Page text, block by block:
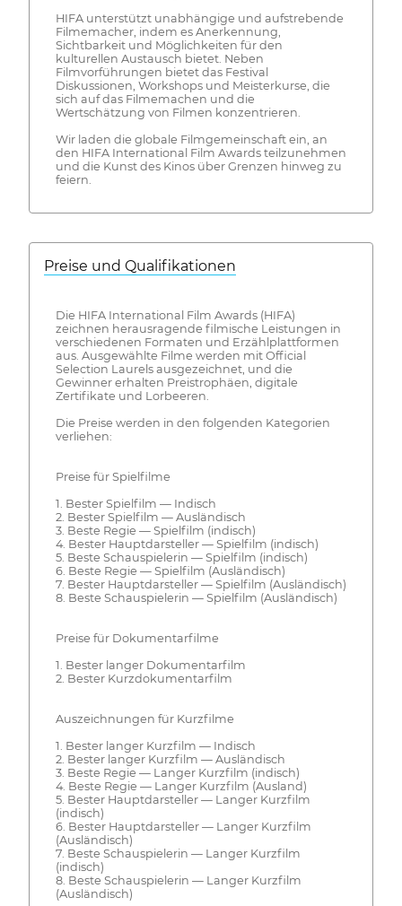
HIFA unterstützt unabhängige und aufstrebende
Filmemacher, indem es Anerkennung,
Sichtbarkeit und Möglichkeiten für den
kulturellen Austausch bietet. Neben
Filmvorführungen bietet das Festival
Diskussionen, Workshops und Meisterkurse, die
sich auf das Filmemachen und die
Wertschätzung von Filmen konzentrieren.
Wir laden die globale Filmgemeinschaft ein, an
den HIFA International Film Awards teilzunehmen
und die Kunst des Kinos über Grenzen hinweg zu
feiern.
Preise und Qualifikationen
Die HIFA International Film Awards (HIFA)
zeichnen herausragende filmische Leistungen in
verschiedenen Formaten und Erzählplattformen
aus. Ausgewählte Filme werden mit Official
Selection Laurels ausgezeichnet, und die
Gewinner erhalten Preistrophäen, digitale
Zertifikate und Lorbeeren.
Die Preise werden in den folgenden Kategorien
verliehen:
Preise für Spielfilme
1. Bester Spielfilm — Indisch
2. Bester Spielfilm — Ausländisch
3. Beste Regie — Spielfilm (indisch)
4. Bester Hauptdarsteller — Spielfilm (indisch)
5. Beste Schauspielerin — Spielfilm (indisch)
6. Beste Regie — Spielfilm (Ausländisch)
7. Bester Hauptdarsteller — Spielfilm (Ausländisch)
8. Beste Schauspielerin — Spielfilm (Ausländisch)
Preise für Dokumentarfilme
1. Bester langer Dokumentarfilm
2. Bester Kurzdokumentarfilm
Auszeichnungen für Kurzfilme
1. Bester langer Kurzfilm — Indisch
2. Bester langer Kurzfilm — Ausländisch
3. Beste Regie — Langer Kurzfilm (indisch)
4. Beste Regie — Langer Kurzfilm (Ausland)
5. Bester Hauptdarsteller — Langer Kurzfilm
(indisch)
6. Bester Hauptdarsteller — Langer Kurzfilm
(Ausländisch)
7. Beste Schauspielerin — Langer Kurzfilm
(indisch)
8. Beste Schauspielerin — Langer Kurzfilm
(Ausländisch)